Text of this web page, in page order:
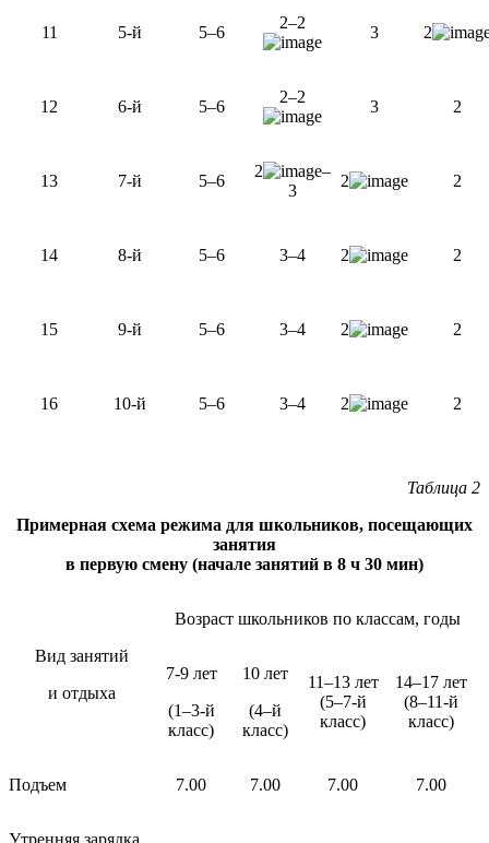
11 5-й 5–6
2–2
3 2
12 6-й 5–6
2–2
3 2
13 7-й 5–6
2
–
3
2 2
14 8-й 5–6 3–4 2 2
15 9-й 5–6 3–4 2 2
16 10-й 5–6 3–4 2 2
Таблица 2
Примерная схема режима для школьников, посещающих
занятия
в первую смену (начале занятий в 8 ч 30 мин)
Вид занятий
и отдыха
Возраст школьников по классам, годы
7-9 лет
(1–3-й
класс)
10 лет
(4–й
класс)
11–13 лет
(5–7-й
класс)
14–17 лет
(8–11-й
класс)
Подъем 7.00 7.00 7.00 7.00
Утренняя зарядка,